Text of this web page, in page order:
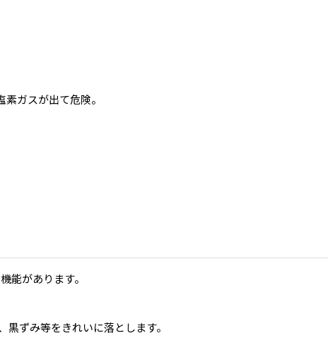
ガスが出て危険。
能があります。
ずみ等をきれいに落とします。